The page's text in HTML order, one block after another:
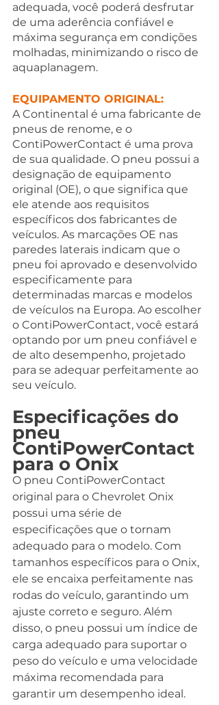
adequada, você poderá desfrutar
de uma aderência confiável e
máxima segurança em condições
molhadas, minimizando o risco de
aquaplanagem.
EQUIPAMENTO ORIGINAL:
A Continental é uma fabricante de
pneus de renome, e o
ContiPowerContact é uma prova
de sua qualidade. O pneu possui a
designação de equipamento
original (OE), o que significa que
ele atende aos requisitos
específicos dos fabricantes de
veículos. As marcações OE nas
paredes laterais indicam que o
pneu foi aprovado e desenvolvido
especificamente para
determinadas marcas e modelos
de veículos na Europa. Ao escolher
o ContiPowerContact, você estará
optando por um pneu confiável e
de alto desempenho, projetado
para se adequar perfeitamente ao
seu veículo.
Especificações do
pneu
ContiPowerContact
para o Onix
O pneu ContiPowerContact
original para o Chevrolet Onix
possui uma série de
especificações que o tornam
adequado para o modelo. Com
tamanhos específicos para o Onix,
ele se encaixa perfeitamente nas
rodas do veículo, garantindo um
ajuste correto e seguro. Além
disso, o pneu possui um índice de
carga adequado para suportar o
peso do veículo e uma velocidade
máxima recomendada para
garantir um desempenho ideal.